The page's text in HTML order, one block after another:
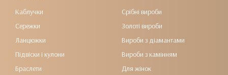
Каблучки
Сережки
Ланцюжки
Підвіски і кулони
Браслети
Срібні вироби
Золоті вироби
Вироби з діамантами
Вироби з камінням
Для жінок